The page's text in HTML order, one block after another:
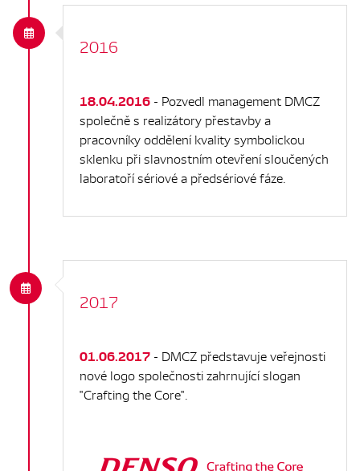
2016
18.04.2016 - Pozvedl management DMCZ
společně s realizátory přestavby a
pracovníky oddělení kvality symbolickou
sklenku při slavnostním otevření sloučených
laboratoří sériové a předsériové fáze.
2017
01.06.2017 - DMCZ představuje veřejnosti
nové logo společnosti zahrnující slogan
"Crafting the Core".